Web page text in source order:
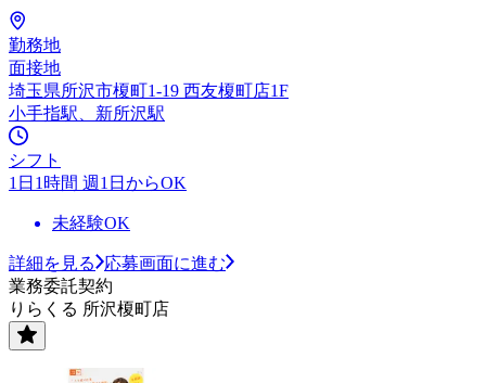
勤務地
面接地
埼玉県所沢市榎町1-19 西友榎町店1F
小手指駅、新所沢駅
シフト
1日1時間 週1日からOK
未経験OK
詳細を見る
応募画面に進む
業務委託契約
りらくる 所沢榎町店